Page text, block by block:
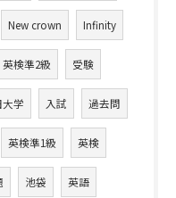
New crown Infinity
英検準2級 受験
大学 入試 過去問
英検準1級 英検
池袋 英語